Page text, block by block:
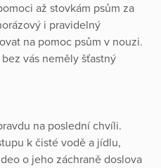
až stovkám psům za
i pravidelný
na pomoc psům v nouzi.
vás neměly šťastný
na poslední chvíli.
k čisté vodě a jídlu,
o jeho záchraně doslova